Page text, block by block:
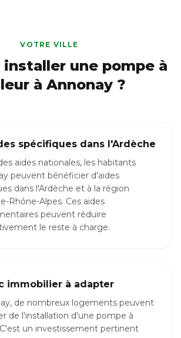
VOTRE VILLE
installer une pompe à
à Annonay ?
spécifiques dans l'Ardèche
aides nationales, les habitants
peuvent bénéficier d'aides
dans l'Ardèche et à la région
Rhône-Alpes. Ces aides
peuvent réduire
le reste à charge.
immobilier à adapter
de nombreux logements peuvent
de l'installation d'une pompe à
un investissement pertinent